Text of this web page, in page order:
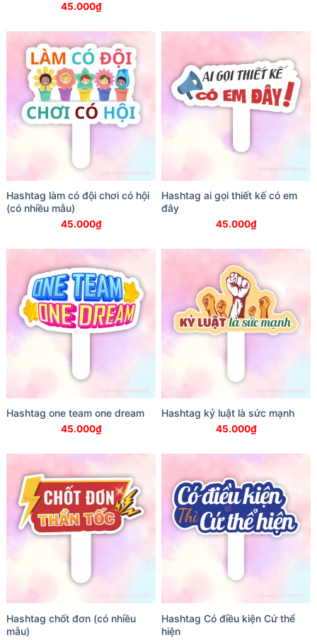
45.000₫
Hashtag làm có đội chơi có hội
(có nhiều mẫu)
45.000₫
Hashtag ai gọi thiết kế có em
đây
45.000₫
Hashtag one team one dream
45.000₫
Hashtag kỷ luật là sức mạnh
45.000₫
Hashtag chốt đơn (có nhiều
mẫu)
Hashtag Có điều kiện Cứ thể
hiện